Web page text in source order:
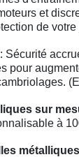
et
de votre
: Sécurité
pour
sur
à